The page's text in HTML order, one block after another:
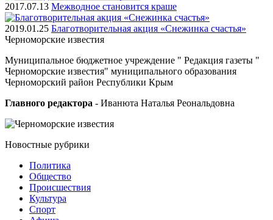
2017.07.13 Межводное становится краше
2019.01.25 Благотворительная акция «Снежинка счастья»
Черноморские известия
Муниципальное бюджетное учреждение " Редакция газеты "
Черноморские известия" муниципального образования
Черноморский район Республики Крым
Главного редактора - Иванюта Наталья Реональдовна
Новостные рубрики
Политика
Общество
Проиcшествия
Культура
Спорт